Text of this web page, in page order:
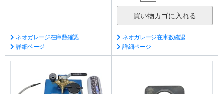
ネオガレージ在庫数確認
詳細ページ
ネオガレージ在庫数確認
詳細ページ